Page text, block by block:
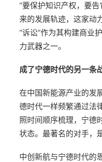
“要保护知识产权，要
来的发展轨迹，这家动
“诉讼”作为其构建商业
力武器之一。
成了宁德时代的另一条
在中国新能源产业的发
德时代一样频繁通过法
照时间顺序梳理，宁德
状态。最著名的对手，
中创新航与宁德时代的